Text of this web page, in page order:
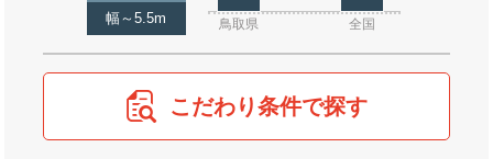
幅～5.5m 鳥取県 全国
こだわり条件で探す